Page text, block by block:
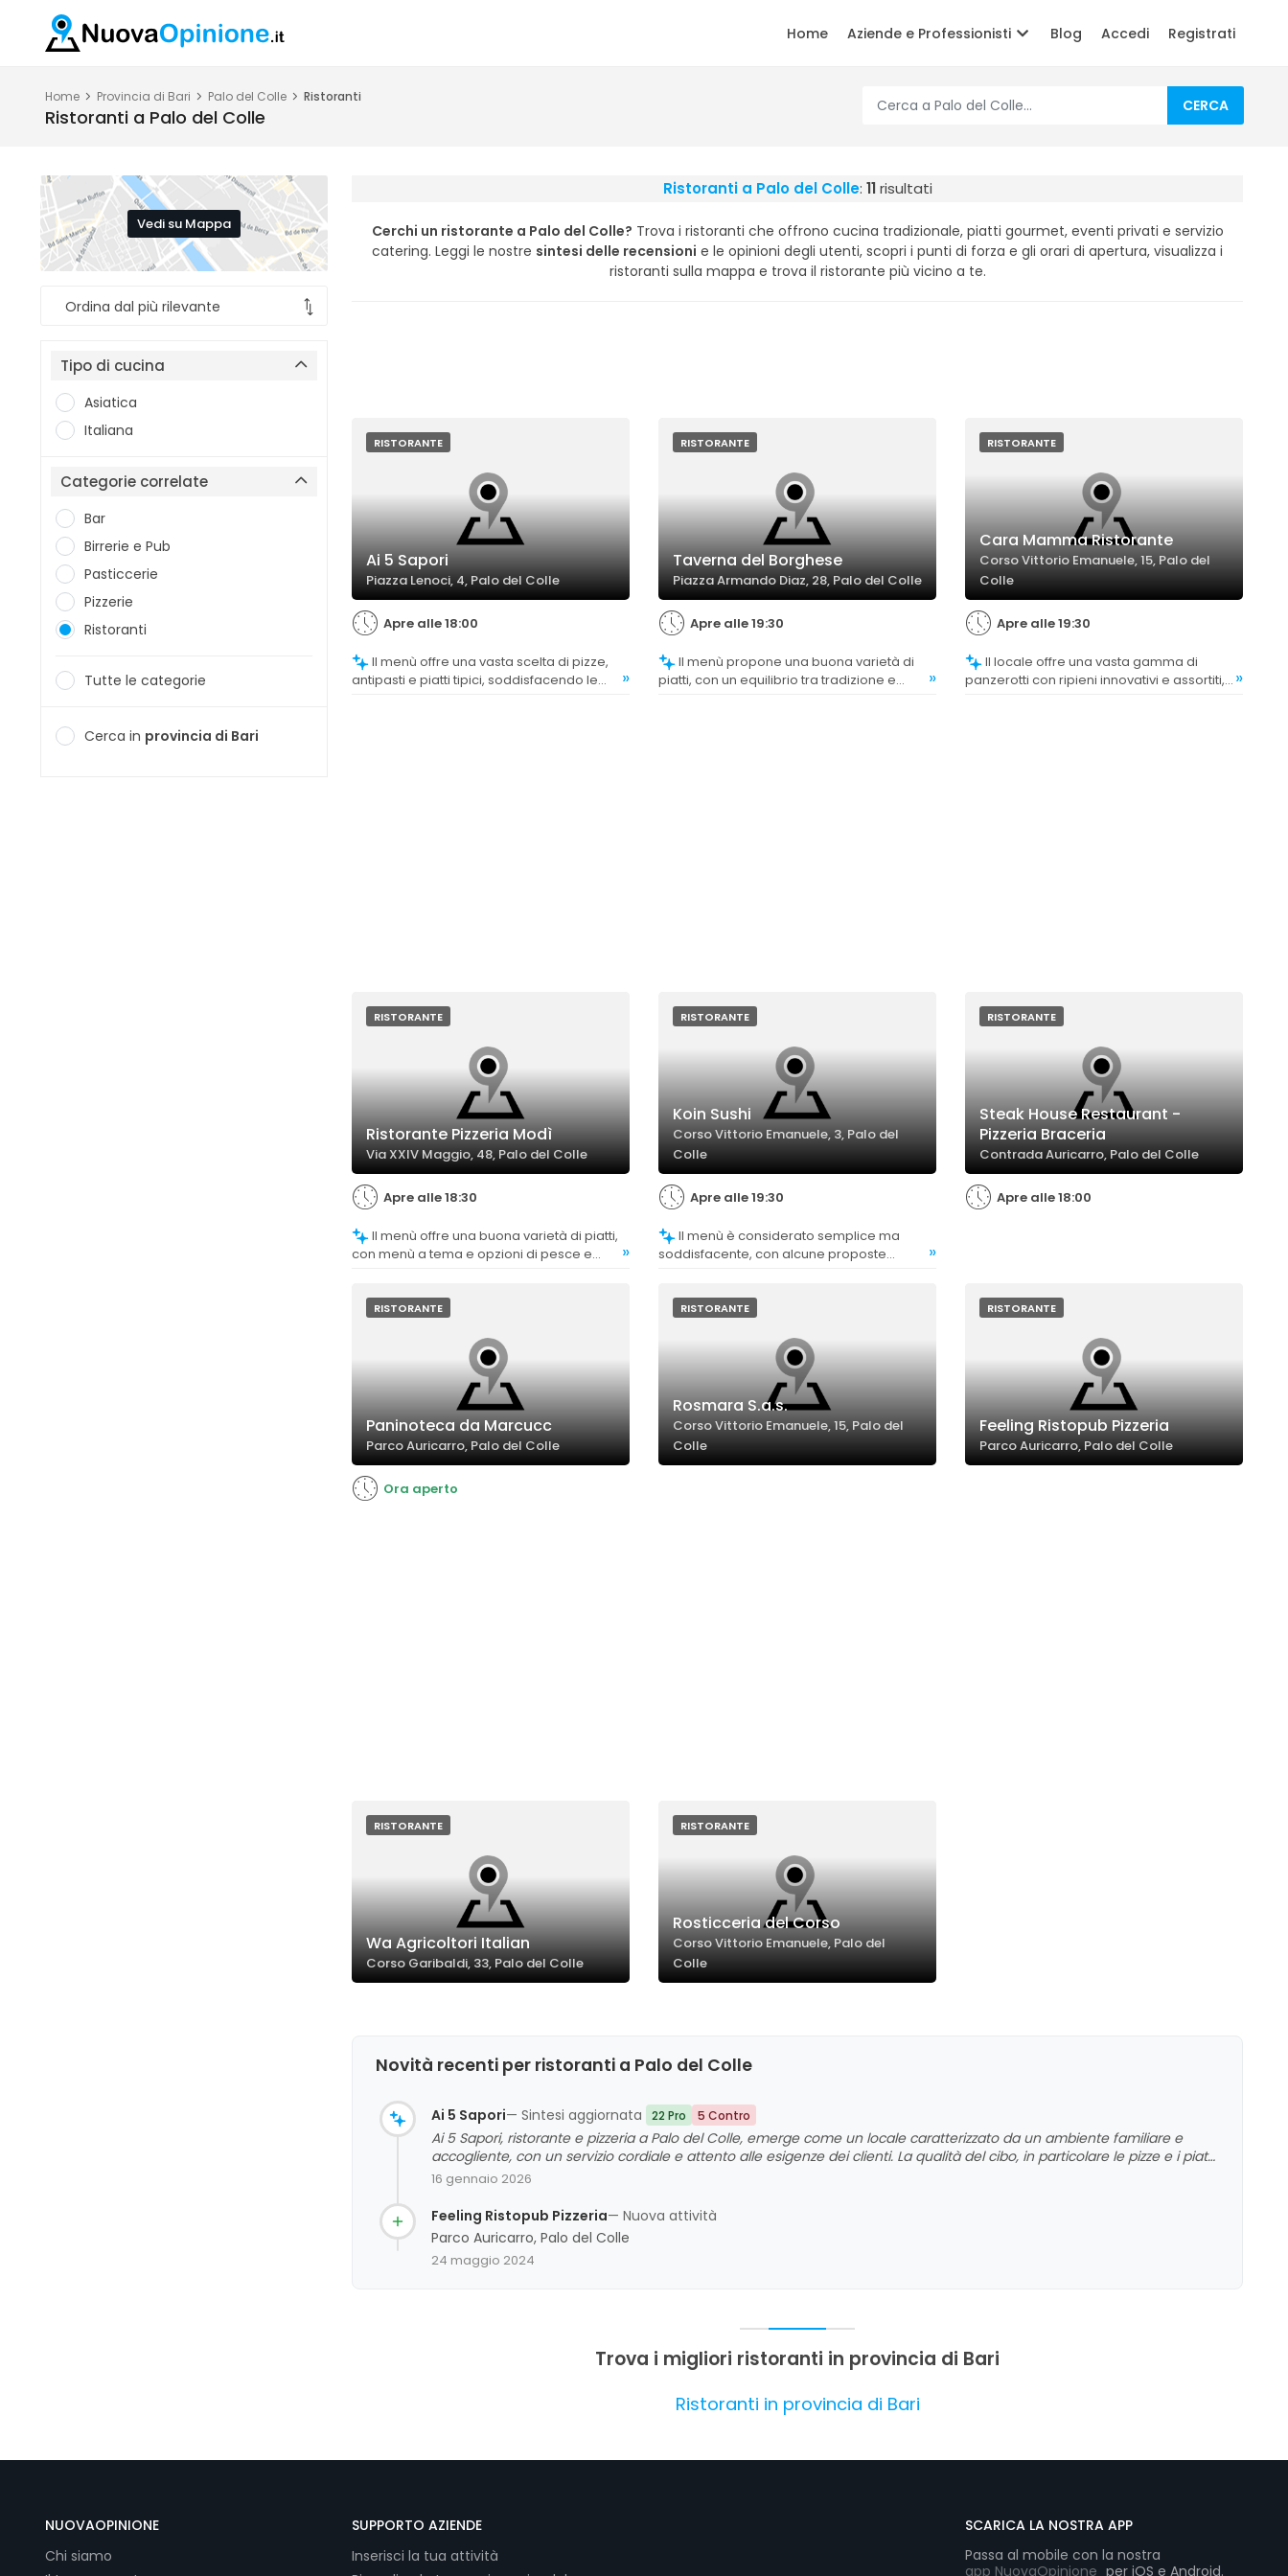
Home Aziende e Professionisti Blog Accedi Registrati
Home Provincia di Bari Palo del Colle Ristoranti
Ristoranti a Palo del Colle
CERCA
Vedi su Mappa
Tipo di cucina
Asiatica
Italiana
Categorie correlate
Bar
Birrerie e Pub
Pasticcerie
Pizzerie
Ristoranti
Tutte le categorie
Cerca in provincia di Bari
Ristoranti a Palo del Colle: 11risultati
Cerchi un ristorante a Palo del Colle? Trova i ristoranti che offrono cucina tradizionale, piatti gourmet, eventi privati e servizio
catering. Leggi le nostre sintesi delle recensioni e le opinioni degli utenti, scopri i punti di forza e gli orari di apertura, visualizza i
ristoranti sulla mappa e trova il ristorante più vicino a te.
RISTORANTE
Ai 5 Sapori
Piazza Lenoci, 4, Palo del Colle
Apre alle 18:00
antipasti e piatti tipici, soddisfacendo le
»
RISTORANTE
Taverna del Borghese
Piazza Armando Diaz, 28, Palo del Colle
Apre alle 19:30
Il menù propone una buona varietà di
piatti, con un equilibrio tra tradizione e
»
RISTORANTE
Cara Mamma Ristorante
Corso Vittorio Emanuele, 15, Palo del
Colle
Apre alle 19:30
Il locale offre una vasta gamma di
panzerotti con ripieni innovativi e assortiti,
»
RISTORANTE
Ristorante Pizzeria Modì
Via XXIV Maggio, 48, Palo del Colle
Apre alle 18:30
con menù a tema e opzioni di pesce e
»
RISTORANTE
Koin Sushi
Corso Vittorio Emanuele, 3, Palo del
Colle
Apre alle 19:30
Il menù è considerato semplice ma
soddisfacente, con alcune proposte
»
RISTORANTE
Steak House Restaurant -
Pizzeria Braceria
Contrada Auricarro, Palo del Colle
Apre alle 18:00
RISTORANTE
Paninoteca da Marcucc
Parco Auricarro, Palo del Colle
Ora aperto
RISTORANTE
Rosmara S.a.s.
Corso Vittorio Emanuele, 15, Palo del
Colle
RISTORANTE
Feeling Ristopub Pizzeria
Parco Auricarro, Palo del Colle
RISTORANTE
Wa Agricoltori Italian
Corso Garibaldi, 33, Palo del Colle
RISTORANTE
Rosticceria del Corso
Corso Vittorio Emanuele, Palo del
Colle
Novità recenti per ristoranti a Palo del Colle
Ai 5 Sapori— Sintesi aggiornata 22 Pro 5 Contro
Ai 5 Sapori, ristorante e pizzeria a Palo del Colle, emerge come un locale caratterizzato da un ambiente familiare e
accogliente, con un servizio cordiale e attento alle esigenze dei clienti. La qualità del cibo, in particolare le pizze e i piatti
fatti in casa, riceve spesso giudizi positivi, così come la varietà di scelta e i prezzi convenienti. Tuttavia, alcune
un'attività apprezzata per la cucina genuina e l'atmosfera calorosa, con margini di miglioramento nelle pratiche
igieniche e nella cura dei dettagli.
16 gennaio 2026
Feeling Ristopub Pizzeria— Nuova attività
Parco Auricarro, Palo del Colle
24 maggio 2024
Trova i migliori ristoranti in provincia di Bari
Ristoranti in provincia di Bari
NUOVAOPINIONE
Chi siamo
SUPPORTO AZIENDE
Inserisci la tua attività
SCARICA LA NOSTRA APP
Passa al mobile con la nostra
app NuovaOpinione per iOS e Android.